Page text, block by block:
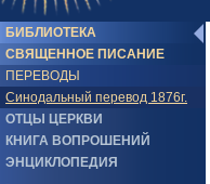
БИБЛИОТЕКА
СВЯЩЕННОЕ ПИСАНИЕ
ПЕРЕВОДЫ
Синодальный перевод 1876г.
ОТЦЫ ЦЕРКВИ
КНИГА ВОПРОШЕНИЙ
ЭНЦИКЛОПЕДИЯ